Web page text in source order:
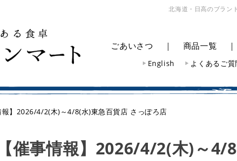
北海道・日高のブラン
ごあいさつ ｜ 商品一覧
English よくあるご質
報】2026/4/2(木)～4/8(水)東急百貨店 さっぽろ店
【催事情報】2026/4/2(木)～4/